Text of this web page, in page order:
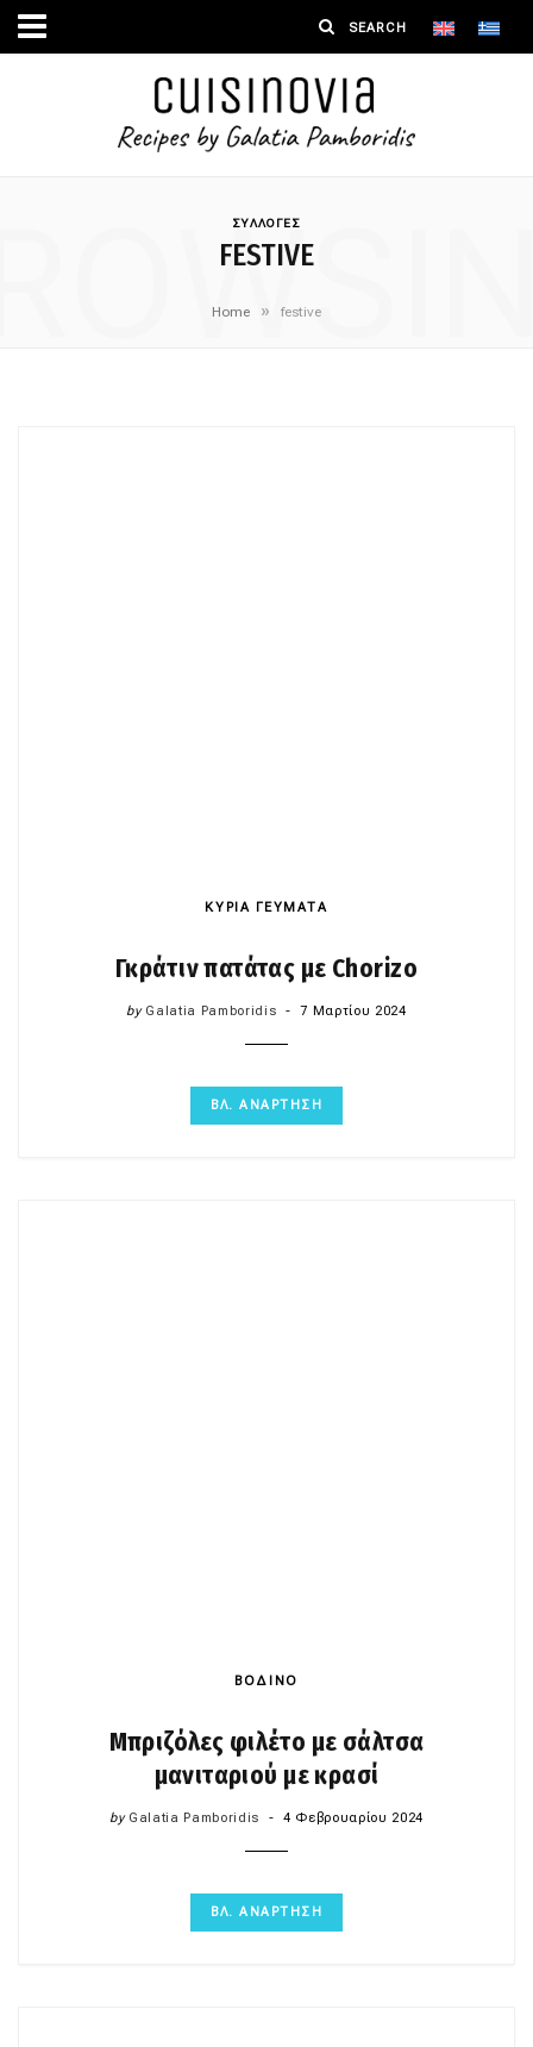
ΣΥΛΛΟΓΕΣ
FESTIVE
Home » festive
ΚΥΡΙΑ ΓΕΥΜΑΤΑ
Γκράτιν πατάτας με Chorizo
by Galatia Pamboridis 7 Μαρτίου 2024
ΒΛ. ΑΝΑΡΤΗΣΗ
ΒΟΔΙΝΟ
Μπριζόλες φιλέτο με σάλτσα
μανιταριού με κρασί
by Galatia Pamboridis 4 Φεβρουαρίου 2024
ΒΛ. ΑΝΑΡΤΗΣΗ